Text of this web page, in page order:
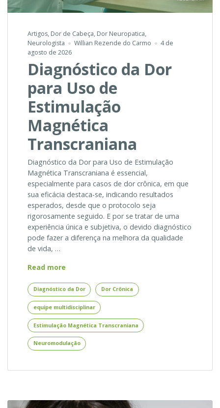
Artigos, Dor de Cabeça, Dor Neuropatica,
Neurologista
Willian Rezende do Carmo
4 de
agosto de 2026
Diagnóstico da Dor
para Uso de
Estimulação
Magnética
Transcraniana
Diagnóstico da Dor para Uso de Estimulação
Magnética Transcraniana é essencial,
especialmente para casos de dor crônica, em que
sua eficácia destaca-se, indicando resultados
esperados, desde que o protocolo seja
rigorosamente seguido. E por se tratar de uma
experiência única e subjetiva, o devido diagnóstico
pode fazer a diferença na melhora da qualidade
de vida, …
Read more
Dor
para
Uso
de
Estimulação
Magnética
Transcraniana
Diagnóstico da Dor Dor Crônica
equipe multidisciplinar
Estimulação Magnética Transcraniana
Neuromodulação